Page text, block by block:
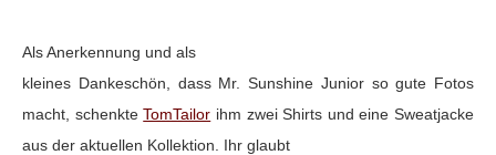
Als Anerkennung und als
kleines Dankeschön, dass Mr. Sunshine Junior so gute Fotos
macht, schenkteTomTailor ihm zwei Shirts und eine Sweatjacke
aus der aktuellen Kollektion. Ihr glaubt